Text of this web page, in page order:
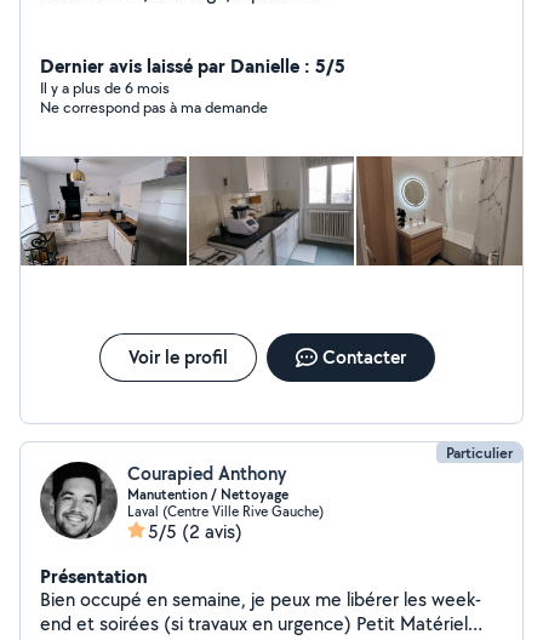
Dernier avis laissé par Danielle : 5/5
Il y a plus de 6 mois
Ne correspond pas à ma demande
Voir le profil Contacter
Particulier
Courapied Anthony
Manutention / Nettoyage
Laval (Centre Ville Rive Gauche)
5/5 (2 avis)
Présentation
Bien occupé en semaine, je peux me libérer les week-
end et soirées (si travaux en urgence) Petit Matériel